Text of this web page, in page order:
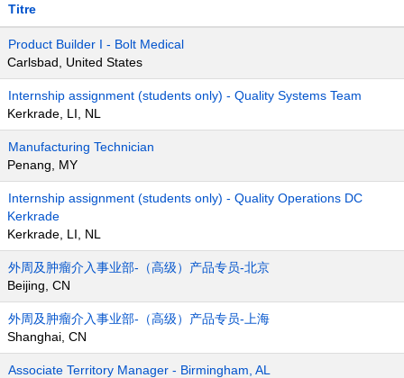
Titre
Product Builder I - Bolt Medical
Carlsbad, United States
Internship assignment (students only) - Quality Systems Team
Kerkrade, LI, NL
Manufacturing Technician
Penang, MY
Internship assignment (students only) - Quality Operations DC
Kerkrade
Kerkrade, LI, NL
外周及肿瘤介入事业部-（高级）产品专员-北京
Beijing, CN
外周及肿瘤介入事业部-（高级）产品专员-上海
Shanghai, CN
Associate Territory Manager - Birmingham, AL